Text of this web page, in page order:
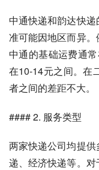
中通快递和韵达快
准可能因地区而异。
中通的基础运费通
在10-14元之间。在
者之间的差距不大。
#### 2. 服务类型
两家快递公司均提
递、经济快递等。